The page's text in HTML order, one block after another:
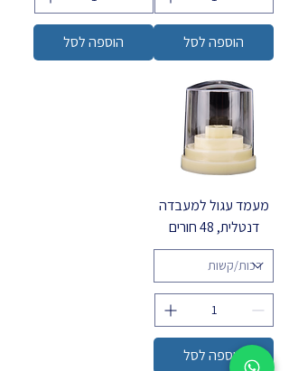
הוספה לסל הוספה לסל
מעמד עגול למעבדה
דנטלית, 48 חורים
הוספה לסל